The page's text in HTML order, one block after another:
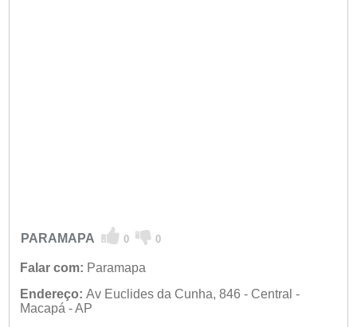
PARAMAPA 0 0
Falar com: Paramapa
Endereço: Av Euclides da Cunha, 846 - Central -
Macapá - AP